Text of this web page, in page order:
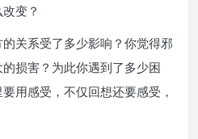
变？
关系受了多少影响？你觉得邪
损害？为此你遇到了多少困
用感受，不仅回想还要感受，